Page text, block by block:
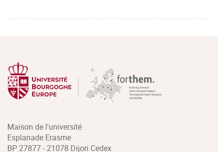
Maison de l'université
Esplanade Erasme
BP 27877 - 21078 Dijon Cedex